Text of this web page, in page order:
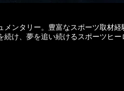
ンタリー。豊富なスポーツ取材経
続け、夢を追い続けるスポーツヒー